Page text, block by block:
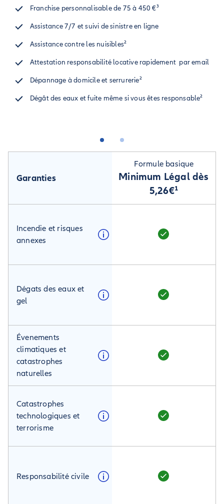
Franchise personnalisable de 75 à 450 €³
Assistance 7/7 et suivi de sinistre en ligne
Assistance contre les nuisibles²
Attestation responsabilité locative rapidement par email
Dépannage à domicile et serrurerie²
Dégât des eaux et fuite même si vous êtes responsable²
Garanties
Incendie et risques
annexes
Dégats des eaux et
gel
Évenements
climatiques et
catastrophes
naturelles
Catastrophes
technologiques et
terrorisme
Responsabilité civile
Formule basique
Minimum Légal dès
5,26€¹